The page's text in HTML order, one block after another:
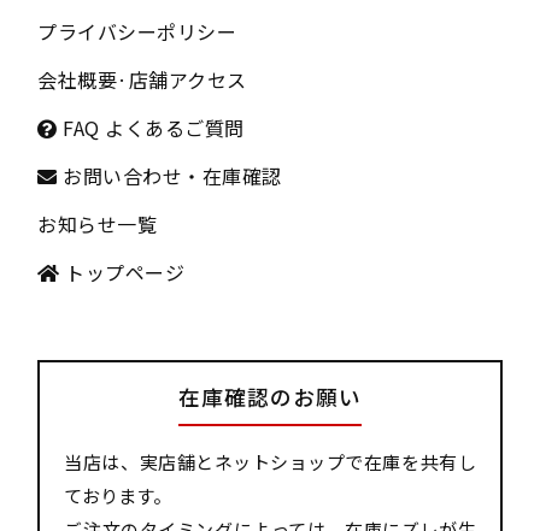
プライバシーポリシー
会社概要· 店舗アクセス
FAQ よくあるご質問
お問い合わせ・在庫確認
お知らせ一覧
トップページ
在庫確認のお願い
当店は、実店舗とネットショップで在庫を共有し
ております。